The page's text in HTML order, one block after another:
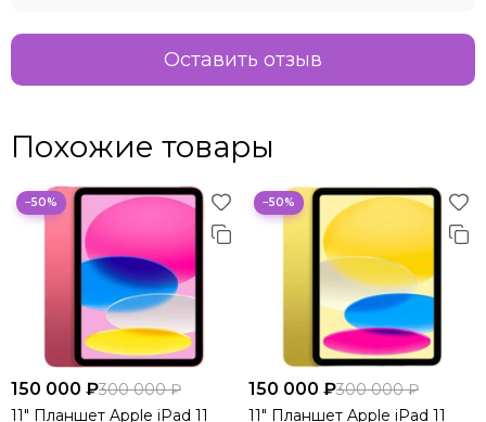
Оставить отзыв
Похожие товары
−50%
150 000 ₽300 000 ₽
11" Планшет Apple iPad 11
−50%
150 000 ₽300 000 ₽
11" Планшет Apple iPad 11